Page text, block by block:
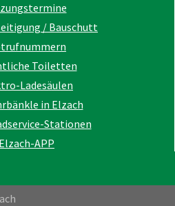
/ Bauschutt
Toiletten
Ladesäulen
in Elzach
Stationen
Elzach-APP